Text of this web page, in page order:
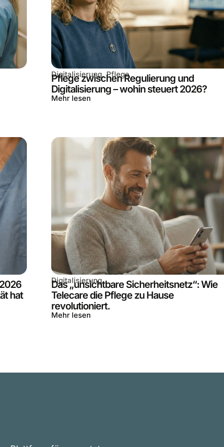
Digitalisierung,Pflege
Pflege zwischen Regulierung und
Digitalisierung – wohin steuert 2026?
Mehr lesen
hat
Digitalisierung
Das „unsichtbare Sicherheitsnetz“: Wie
Telecare die Pflege zu Hause
revolutioniert.
Mehr lesen